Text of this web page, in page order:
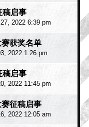
稿启事
2022 6:39 pm
获奖名单
2022 1:26 pm
稿启事
2022 11:45 pm
征稿启事
2022 12:05 am